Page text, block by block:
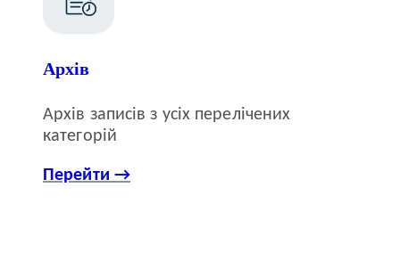
Архів
Архів записів з усіх перелічених
категорій
Перейти →